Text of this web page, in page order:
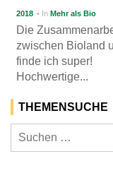
2018 • InMehr als Bio
Die
zwischen Bioland
finde ich super!
Hochwertige...
THEMENSUCHE
Suchen
nach: